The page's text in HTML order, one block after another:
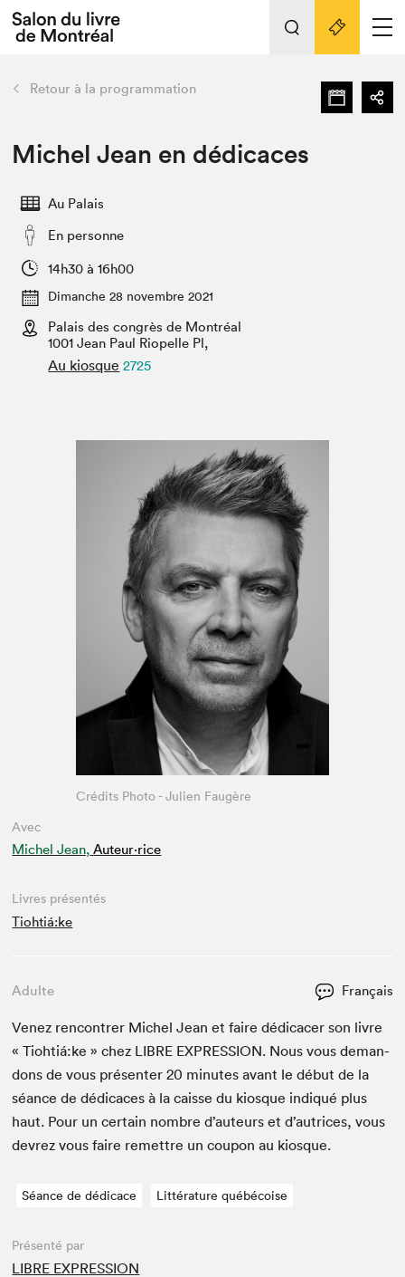
Espace exposant⋅e⋅s
Espace enseignant·e·s
L'événement
Préparer sa visite au Salon
Actualités
SLM PRO
retour Nos activités
Préparer sa visite
Salon au Palais
Projets partenaires
Liens pratiques
Retour à la programmation
Michel Jean en dédicaces
Au Palais
En personne
14h30 à 16h00
Dimanche 28 novembre 2021
Palais des congrès de Montréal
1001 Jean Paul Riopelle Pl,
Au kiosque 2725
Avec
Michel Jean, Auteur·rice
Crédits Photo - Julien Faugère
Livres présentés
Tiohtiá:ke
Adulte Français
Venez ren­con­tr­er Michel Jean et faire dédi­cac­er son livre
« Tiohtiá:ke » chez LIBRE EXPRES­SION. Nous vous deman­
dons de vous présen­ter20 min­utes avant le début de la
séance de dédi­caces à la caisse du kiosque indiqué plus
haut. Pour un cer­tain nom­bre d’auteurs et d’autrices, vous
devrez vous faire remet­tre un coupon au kiosque.
Séance de dédicace Littérature québécoise
Présenté par
LIBRE EXPRESSION